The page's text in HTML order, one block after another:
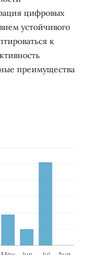
цифровых
устойчивого
к
преимущества